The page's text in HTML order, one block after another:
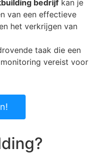
bedrijf kan je
van een effectieve
het verkrijgen van
taak die een
vereist voor